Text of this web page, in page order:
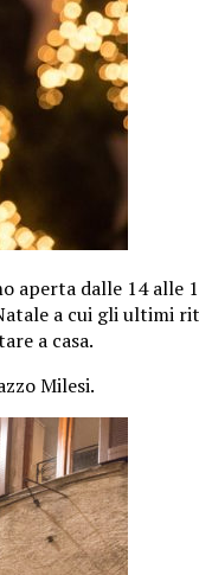
aperta dalle 14 alle
a cui gli ultimi
a casa.
Milesi.